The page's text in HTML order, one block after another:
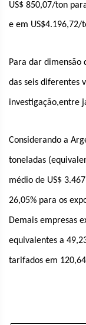
US$ 850,07/ton
e em US$4.196,72/
Para dar dimensão
das seis diferentes
investigação,entre
Considerando a
toneladas
médio de US$
26,05% para os
Demais empresas
equivalentes a
tarifados em